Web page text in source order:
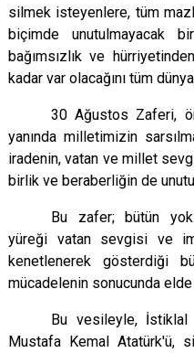
silmek isteyenlere, tüm
biçimde unutulmayacak
bağımsızlık ve
kadar var olacağını tüm
30 Ağustos Zaferi,
yanında milletimizin
iradenin, vatan ve millet
birlik ve beraberliğin de
Bu zafer; bütün
yüreği vatan sevgisi ve
kenetlenerek gösterdiği
mücadelenin sonucunda
Bu vesileyle, İstiklal
Mustafa Kemal Atatürk'ü,